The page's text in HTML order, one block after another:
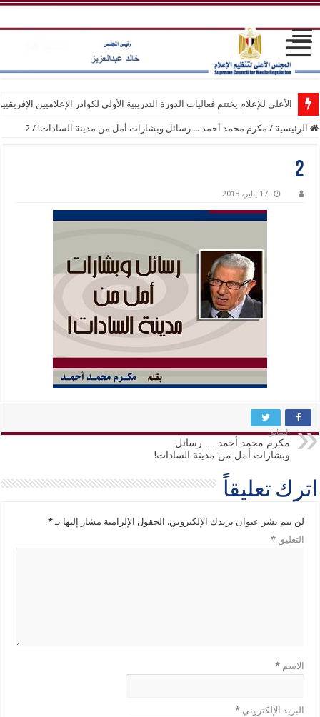
الأعلى للإعلام يختتم فعاليات الدورة التدريبية الأولى لكوادر الإعلاميين
الرئيسية / مكرم محمد أحمد ... رسائل وبشارات أمل من مدينة السادات! /
2
2
17 يناير، 2018
السابق
مكرم محمد أحمد … رسائل
وبشارات أمل من مدينة السادات!
اترك تعليقاً
لن يتم نشر عنوان بريدك الإلكتروني. الحقول الإلزامية مشار إليها بـ*
التعليق*
الاسم*
البريد الإلكتروني*